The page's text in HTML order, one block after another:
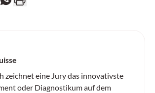
zeichnet eine Jury das innovativste
oder Diagnostikum auf dem